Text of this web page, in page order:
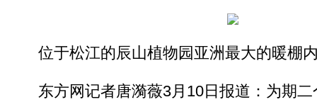
位于松江的辰山植物园亚洲最大的暖棚
东方网记者唐漪薇3月10日报道：为期二